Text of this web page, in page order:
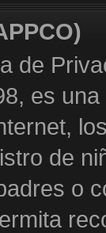
de
es
de
o